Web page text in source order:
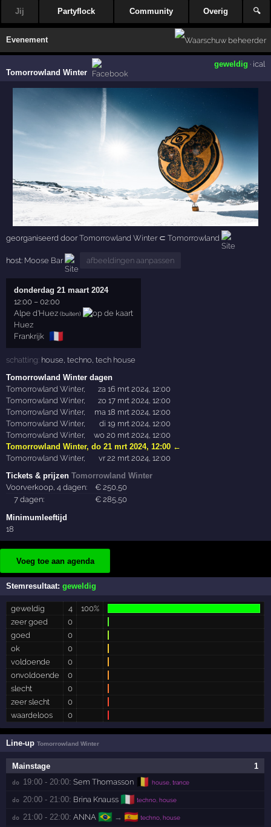
Jij Partyflock Community Overig 🔍
Evenement
Tomorrowland Winter
geweldig · ical
georganiseerd doorTomorrowland Winter⊂Tomorrowland
host: Moose Bar afbeeldingen aanpassen
donderdag 21 maart 2024
12:00 –02:00
Alpe d'Huez (buiten)
Huez
Frankrijk 🇫🇷
schatting: house ,techno ,tech house
Tomorrowland Winter dagen
Tomorrowland Winter,
za 16 mrt 2024, 12:00
Tomorrowland Winter,
zo 17 mrt 2024, 12:00
Tomorrowland Winter,
ma 18 mrt 2024, 12:00
Tomorrowland Winter,
di 19 mrt 2024, 12:00
Tomorrowland Winter,
wo 20 mrt 2024, 12:00
Tomorrowland Winter,do 21 mrt 2024, 12:00 ←
Tomorrowland Winter,
vr 22 mrt 2024, 12:00
Tickets & prijzenTomorrowland Winter
Voorverkoop, 4 dagen:
€250,50
7 dagen:
€285,50
Minimumleeftijd
18
Voeg toe aan agenda
Stemresultaat:geweldig
geweldig 4
100%
zeer goed
0
goed
0
ok
0
voldoende
0
onvoldoende
0
slecht
0
zeer slecht
0
waardeloos
0
Line-upTomorrowland Winter
1
Mainstage
do 19:00 - 20:00: Sem Thomasson 🇧🇪 house, trance
do 20:00 - 21:00: Brina Knauss 🇮🇹 techno, house
do 21:00 - 22:00: ANNA 🇧🇷 → 🇪🇸 techno, house